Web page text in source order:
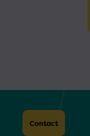
Contact